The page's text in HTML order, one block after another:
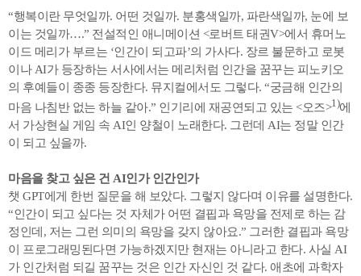
“행복이란 무엇일까. 어떤 것일까. 분홍색일까, 파란색일까, 눈에 보
이는 것일까….” 전설적인 애니메이션 <로버트 태권V>에서 휴머노
이드 메리가 부르는 ‘인간이 되고파’의 가사다. 장르 불문하고 로봇
이나 AI가 등장하는 서사에서는 메리처럼 인간을 꿈꾸는 피노키오
의 후예들이 종종 등장한다. 뮤지컬에서도 그렇다. “궁금해 인간의
마음 나침반 없는 하늘 같아.” 인기리에 재공연되고 있는 <오즈>1)에
서 가상현실 게임 속 AI인 양철이 노래한다. 그런데 AI는 정말 인간
이 되고 싶을까.
마음을 찾고 싶은 건 AI인가 인간인가
챗 GPT에게 한번 질문을 해 보았다. 그렇지 않다며 이유를 설명한다.
“인간이 되고 싶다는 것 자체가 어떤 결핍과 욕망을 전제로 하는 감
정인데, 저는 그런 의미의 욕망을 갖지 않아요.” 그러한 결핍과 욕망
이 프로그래밍된다면 가능하겠지만 현재는 아니라고 한다. 사실 AI
가 인간처럼 되길 꿈꾸는 것은 인간 자신인 것 같다. 애초에 과학자